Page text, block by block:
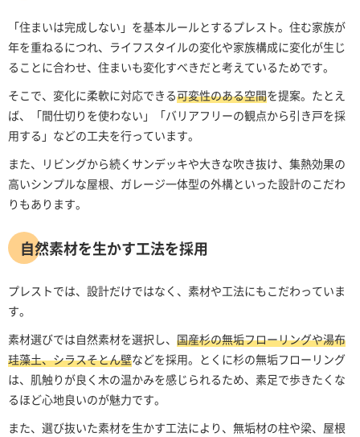
「住まいは完成しない」を基本ルールとするプレスト。住む家族が
年を重ねるにつれ、ライフスタイルの変化や家族構成に変化が生じ
ることに合わせ、住まいも変化すべきだと考えているためです。
そこで、変化に柔軟に対応できる可変性のある空間を提案。たとえ
ば、「間仕切りを使わない」「バリアフリーの観点から引き戸を採
用する」などの工夫を行っています。
また、リビングから続くサンデッキや大きな吹き抜け、集熱効果の
高いシンプルな屋根、ガレージ一体型の外構といった設計のこだわ
りもあります。
自然素材を生かす工法を採用
プレストでは、設計だけではなく、素材や工法にもこだわっていま
す。
素材選びでは自然素材を選択し、 国産杉の無垢フローリングや湯布
珪藻土、シラスそとん壁などを採用。とくに杉の無垢フローリング
は、肌触りが良く木の温かみを感じられるため、素足で歩きたくな
るほど心地良いのが魅力です。
また、選び抜いた素材を生かす工法により、無垢材の柱や梁、屋根